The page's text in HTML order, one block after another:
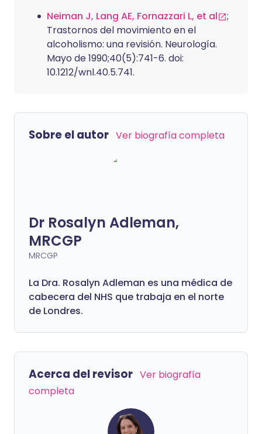
Neiman J, Lang AE, Fornazzari L, et al
;
Trastornos del movimiento en el
alcoholismo: una revisión. Neurología.
Mayo de 1990;40(5):741-6. doi:
10.1212/wnl.40.5.741.
Sobre el autor Ver biografía completa
Dr Rosalyn Adleman,
MRCGP
MRCGP
La Dra. Rosalyn Adleman es una médica de
cabecera del NHS que trabaja en el norte
de Londres.
Acerca del revisor Ver biografía
completa